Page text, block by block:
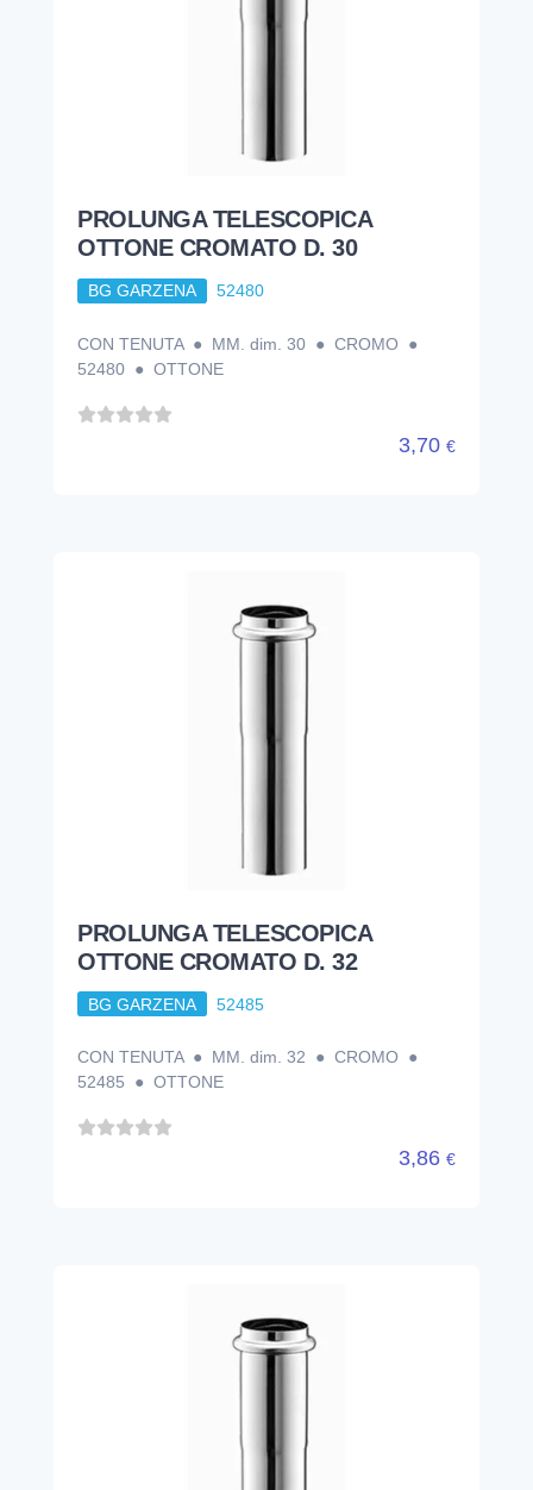
PROLUNGA TELESCOPICA
OTTONE CROMATO D. 30
BG GARZENA 52480
CON TENUTA ● MM. dim. 30 ● CROMO ●
52480 ● OTTONE
3,70 €
PROLUNGA TELESCOPICA
OTTONE CROMATO D. 32
BG GARZENA 52485
CON TENUTA ● MM. dim. 32 ● CROMO ●
52485 ● OTTONE
3,86 €